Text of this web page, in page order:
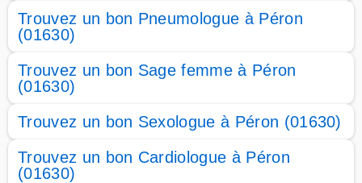
Trouvez un bon Pneumologue à Péron
(01630)
Trouvez un bon Sage femme à Péron
(01630)
Trouvez un bon Sexologue à Péron (01630)
Trouvez un bon Cardiologue à Péron
(01630)